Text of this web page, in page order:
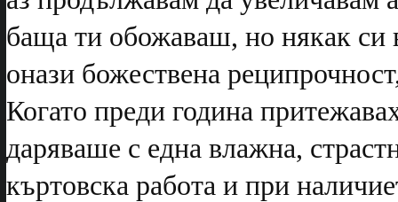
баща ти обожаваш, но някак си
онази божествена
Когато преди година
даряваше с една влажна,
къртовска работа и при